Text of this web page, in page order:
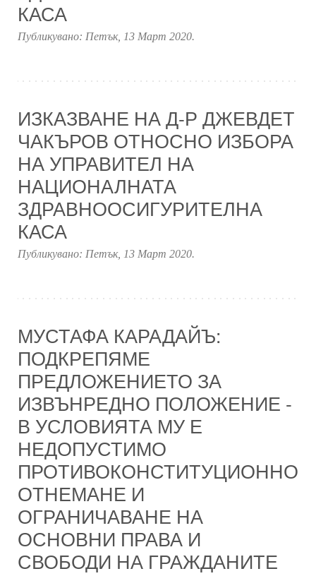
КАСА
Публикувано: Петък, 13 Март 2020.
ИЗКАЗВАНЕ НА Д-Р ДЖЕВДЕТ
ЧАКЪРОВ ОТНОСНО ИЗБОРА
НА УПРАВИТЕЛ НА
НАЦИОНАЛНАТА
ЗДРАВНООСИГУРИТЕЛНА
КАСА
Публикувано: Петък, 13 Март 2020.
МУСТАФА КАРАДАЙЪ:
ПОДКРЕПЯМЕ
ПРЕДЛОЖЕНИЕТО ЗА
ИЗВЪНРЕДНО ПОЛОЖЕНИЕ -
В УСЛОВИЯТА МУ Е
НЕДОПУСТИМО
ПРОТИВОКОНСТИТУЦИОННО
ОТНЕМАНЕ И
ОГРАНИЧАВАНЕ НА
ОСНОВНИ ПРАВА И
СВОБОДИ НА ГРАЖДАНИТЕ